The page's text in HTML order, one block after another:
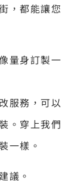
，都能讓您
量身訂製一
服務，可以
。穿上我們
一樣。
議。